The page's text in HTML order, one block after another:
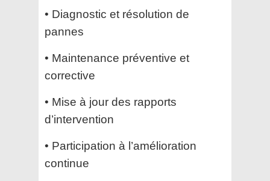
• Diagnostic et résolution de
pannes
• Maintenance préventive et
corrective
• Mise à jour des rapports
d’intervention
• Participation à l’amélioration
continue